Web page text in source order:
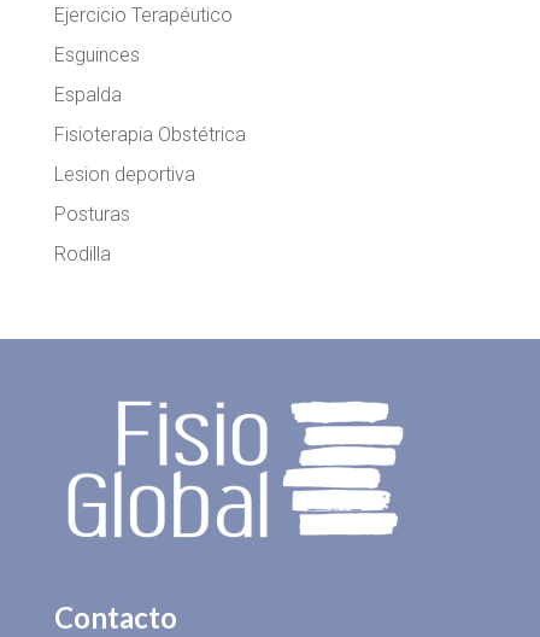
Ejercicio Terapéutico
Esguinces
Espalda
Fisioterapia Obstétrica
Lesion deportiva
Posturas
Rodilla
Contacto